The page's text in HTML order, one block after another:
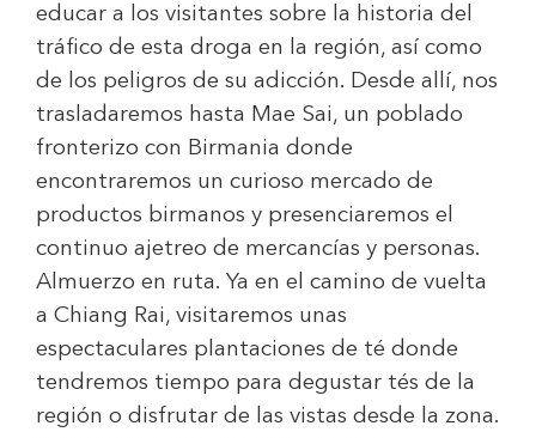
educar a los visitantes sobre la historia del
tráfico de esta droga en la región, así como
de los peligros de su adicción. Desde allí, nos
trasladaremos hasta Mae Sai, un poblado
fronterizo con Birmania donde
encontraremos un curioso mercado de
productos birmanos y presenciaremos el
continuo ajetreo de mercancías y personas.
Almuerzo en ruta. Ya en el camino de vuelta
a Chiang Rai, visitaremos unas
espectaculares plantaciones de té donde
tendremos tiempo para degustar tés de la
región o disfrutar de las vistas desde la zona.